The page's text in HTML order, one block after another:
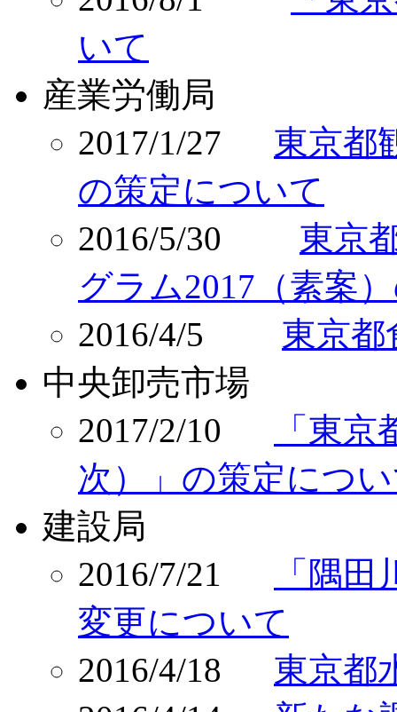
いて
産業労働局
2017/1/27 東京都
の策定について
2016/5/30 東京
グラム2017（素案
2016/4/5 東京都
中央卸売市場
2017/2/10
「東
次）」の策定につ
建設局
2016/7/21
「隅
変更について
2016/4/18 東京都